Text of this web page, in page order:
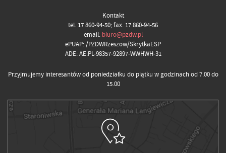
Kontakt
tel. 17 860-94-50; fax. 17 860-94-56
email: biuro@pzdw.pl
ePUAP: /PZDWRzeszow/SkrytkaESP
ADE: AE:PL-98357-92897-WWHWH-31
Przyjmujemy interesantów od poniedziałku do piątku w godzinach od 7.00 do
15.00